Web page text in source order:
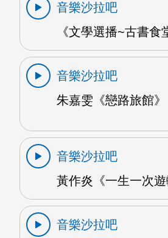
音樂沙拉吧
《文學選播~古書食
音樂沙拉吧
朱嘉雯《戀路旅館
音樂沙拉吧
黃作炎《一生一次
音樂沙拉吧